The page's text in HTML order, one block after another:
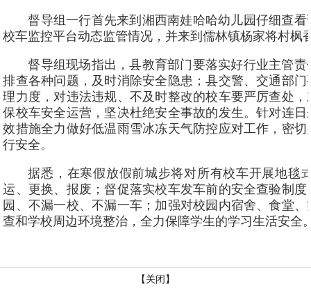
督导组一行首先来到湘西南娃哈哈幼儿园仔细查
校车监控平台动态监管情况，并来到儒林镇杨家将村枫
督导组现场指出，县教育部门要落实好行业主管
排查各种问题，及时消除安全隐患；县交警、交通部
理力度，对违法违规、不及时整改的校车要严厉查处
保校车安全运营，坚决杜绝安全事故的发生。针对连
效措施全力做好低温雨雪冰冻天气防控应对工作，密
行安全。
据悉，在寒假放假前城步将对所有校车开展地毯
运、更换、报废；督促落实校车发车前的安全查验制
园、不漏一校、不漏一车；加强对校园内宿舍、食堂
查和学校周边环境整治，全力保障学生的学习生活安全
【关闭】